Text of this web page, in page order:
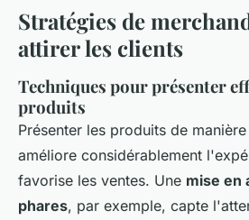
Stratégies de
attirer les clients
Techniques pour présenter
produits
Présenter les produits de
améliore considérablement
favorise les ventes. Une mise en
phares, par exemple, capte